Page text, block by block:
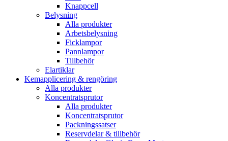
Knappcell
Belysning
Alla produkter
Arbetsbelysning
Ficklampor
Pannlampor
Tillbehör
Elartiklar
Kemapplicering & rengöring
Alla produkter
Koncentratsprutor
Alla produkter
Koncentratsprutor
Packningssatser
Reservdelar & tillbehör